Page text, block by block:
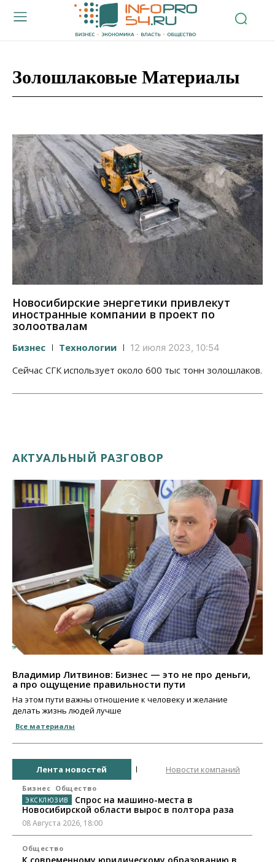
Золошлаковые Материалы
Новосибирские энергетики привлекут
иностранные компании в проект по
золоотвалам
Бизнес Технологии 12 июля 2023, 10:54
Сейчас СГК использует около 600 тыс тонн золошлаков.
АКТУАЛЬНЫЙ РАЗГОВОР
Владимир Литвинов: Бизнес — это не про деньги,
а про ощущение правильности пути
На этом пути важны отношение к человеку и желание
делать жизнь людей лучше
Все материалы
Лента новостей Новости компаний
Бизнес Общество
Спрос на машино-места в
Новосибирской области вырос в полтора раза
08 Августа 2026, 18:00
Общество